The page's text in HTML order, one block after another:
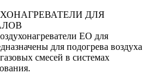
ДЛЯ
ЕО для
для подогрева воздуха
смесей в системах